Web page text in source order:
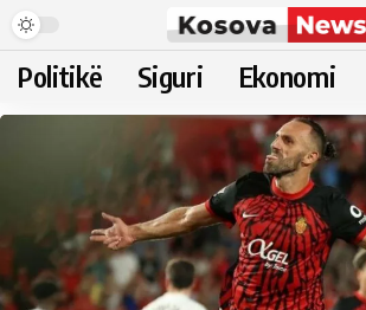
Politikë Siguri Ekonomi